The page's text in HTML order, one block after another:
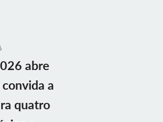
abre
a
quatro